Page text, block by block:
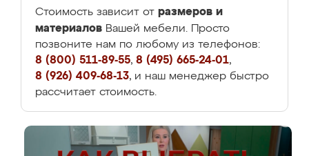
Стоимость зависит от размеров и
материалов Вашей мебели. Просто
позвоните нам по любому из телефонов:
8 (800) 511-89-55, 8 (495) 665-24-01,
8 (926) 409-68-13, и наш менеджер быстро
рассчитает стоимость.